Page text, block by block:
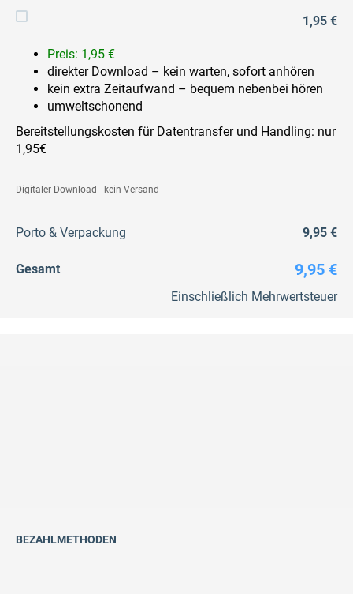
1,95 €
Preis: 1,95 €
direkter Download – kein warten, sofort anhören
kein extra Zeitaufwand – bequem nebenbei hören
umweltschonend
Bereitstellungskosten für Datentransfer und Handling: nur
1,95€
Digitaler Download - kein Versand
Porto & Verpackung 9,95 €
Gesamt 9,95 €
Einschließlich Mehrwertsteuer
BEZAHLMETHODEN